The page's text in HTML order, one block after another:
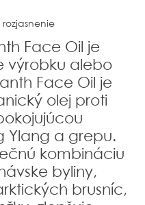
Face Oil je
výrobku alebo
Face Oil je
olej proti
Ylang a grepu.
kombináciu
byliny,
brusníc,